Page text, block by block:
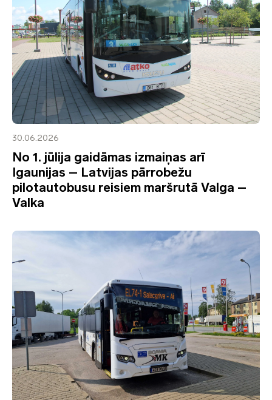
30.06.2026
No 1. jūlija gaidāmas izmaiņas arī
Igaunijas – Latvijas pārrobežu
pilotautobusu reisiem maršrutā Valga –
Valka